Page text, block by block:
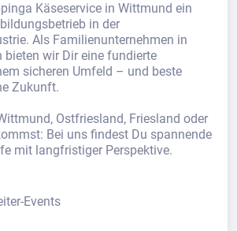
Käseservice in Wittmund ein
in der
Als Familienunternehmen in
bieten wir Dir eine fundierte
sicheren Umfeld – und beste
Zukunft.
Ostfriesland, Friesland oder
Bei uns findest Du spannende
mit langfristiger Perspektive.
Events